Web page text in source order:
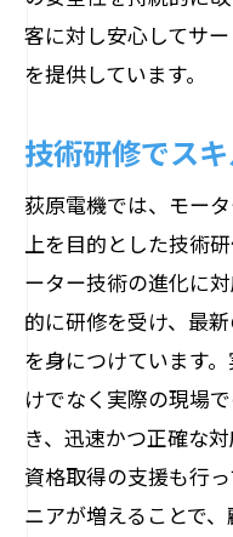
客に対し安心してサ
を提供しています。
技術研修でス
荻原電機では、モー
上を目的とした技術
ーター技術の進化に
的に研修を受け、最
を身につけています
けでなく実際の現場
き、迅速かつ正確な
資格取得の支援も行
ニアが増えることで